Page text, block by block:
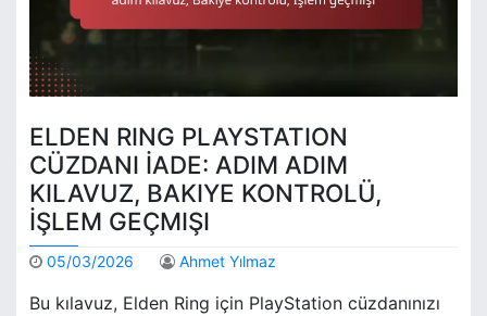
ELDEN RING PLAYSTATION
CÜZDANI İADE: ADIM ADIM
KILAVUZ, BAKIYE KONTROLÜ,
İŞLEM GEÇMIŞI
05/03/2026 Ahmet Yılmaz
Bu kılavuz, Elden Ring için PlayStation cüzdanınızı